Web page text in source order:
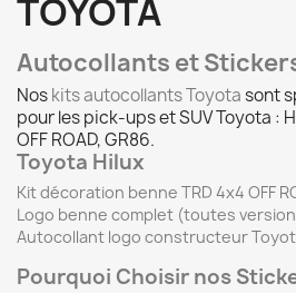
TOYOTA
Autocollants et
Noskits autocollants Toyotasont
pour les pick-ups et SUV Toyota :
OFF ROAD, GR86.
Toyota Hilux
Kit décoration benne TRD 4x4 OFF
Logo benne complet (toutes
Autocollant logo constructeur
Pourquoi Choisir nos